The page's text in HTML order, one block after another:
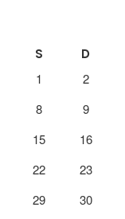
S
D
1
2
8
9
15
16
22
23
29
30